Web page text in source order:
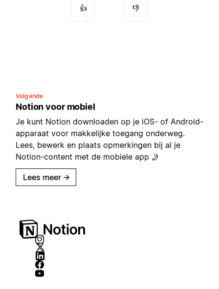
👍 👎
Volgende
Notion voor mobiel
Je kunt Notion downloaden op je iOS- of Android-
apparaat voor makkelijke toegang onderweg.
Lees, bewerk en plaats opmerkingen bij al je
Notion-content met de mobiele app 🤳
Lees meer →